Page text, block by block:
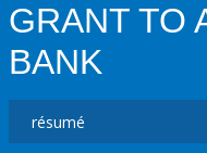
GRANT TO
BANK